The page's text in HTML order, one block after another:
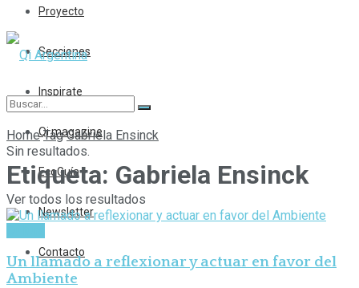
Proyecto
Secciones
Inspirate
Qi magazine
EcoGuía
Newsletter
Contacto
Sin resultados.
Ver todos los resultados
Home Tag Gabriela Ensinck
Etiqueta: Gabriela Ensinck
Un llamado a reflexionar y actuar en favor del
Ambiente